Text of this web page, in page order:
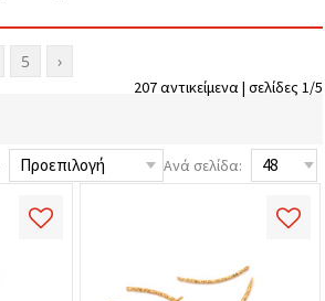
5 ›
207 αντικείμενα | σελίδες 1/5
Ανά σελίδα: